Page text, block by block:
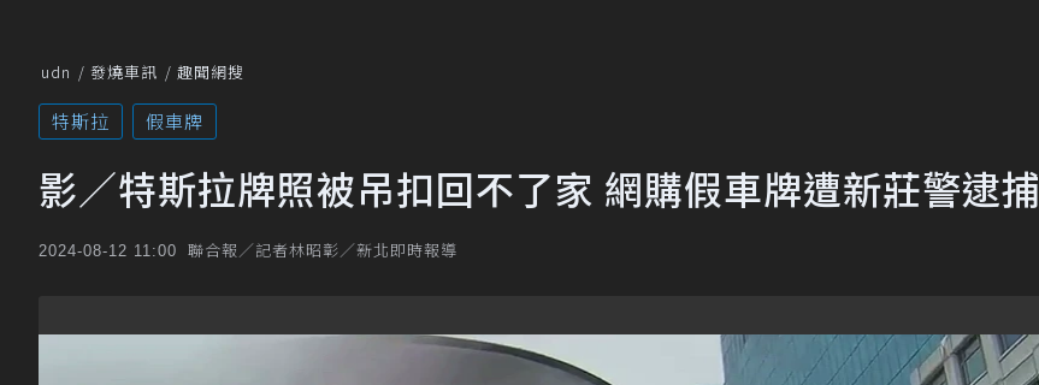
udn 發燒車訊 趣聞網搜
特斯拉 假車牌
影／特斯拉牌照被吊扣回不了家 網購假車牌遭新莊警逮捕
2024-08-12 11:00 聯合報／記者林昭彰／新北即時報導